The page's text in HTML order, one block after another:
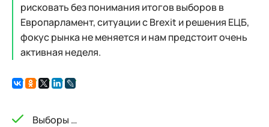
рисковать без понимания итогов выборов в
Европарламент, ситуации с Brexit и решения ЕЦБ,
фокус рынка не меняется и нам предстоит очень
активная неделя.
Выборы …